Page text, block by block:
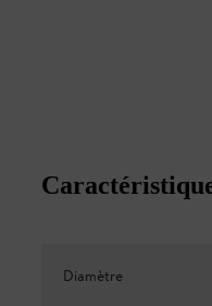
Diamètre